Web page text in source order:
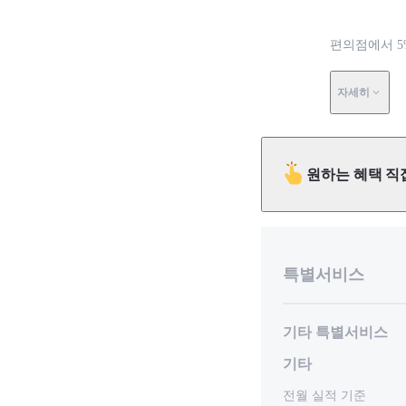
편의점에서
자세히
원하는 혜택 직
특별서비스
기타 특별서비스
기타
전월 실적 기준